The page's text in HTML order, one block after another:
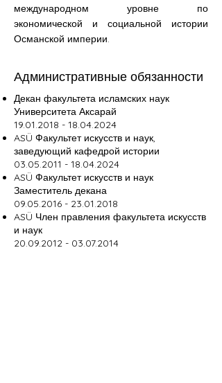
международном уровне по
экономической и социальной истории
Османской империи.
Административные обязанности
Декан факультета исламских наук
Университета Аксарай
19.01.2018 - 18.04.2024
ASÜ Факультет искусств и наук,
заведующий кафедрой истории
03.05.2011 - 18.04.2024
ASÜ Факультет искусств и наук
Заместитель декана
09.05.2016 - 23.01.2018
ASÜ Член правления факультета искусств
и наук
20.09.2012 - 03.07.2014